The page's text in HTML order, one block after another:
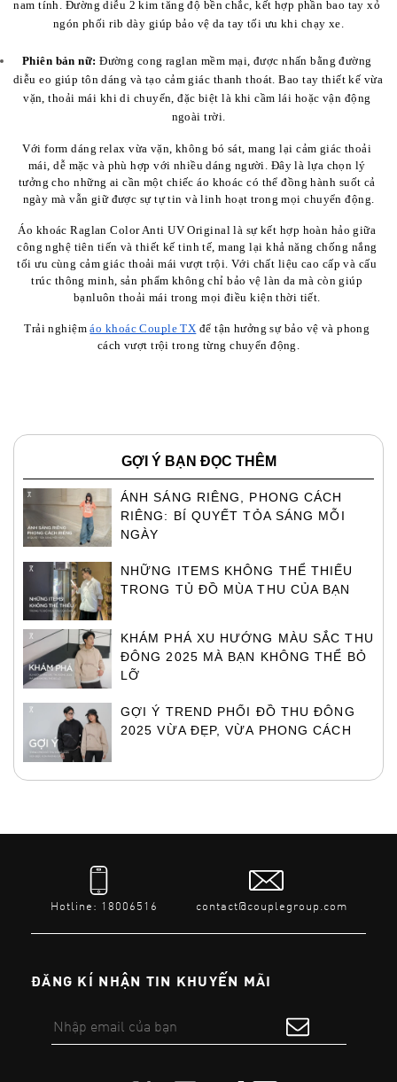
nam tính. Đường diễu 2 kim tăng độ bền chắc, kết hợp phần bao tay xỏ
ngón phối rib dày giúp bảo vệ da tay tối ưu khi chạy xe.
Phiên bản nữ: Đường cong raglan mềm mại, được nhấn bằng đường
diễu eo giúp tôn dáng và tạo cảm giác thanh thoát. Bao tay thiết kế vừa
vặn, thoải mái khi di chuyển, đặc biệt là khi cầm lái hoặc vận động
ngoài trời.
Với form dáng relax vừa vặn, không bó sát, mang lại cảm giác thoải
mái, dễ mặc và phù hợp với nhiều dáng người. Đây là lựa chọn lý
tưởng cho những ai cần một chiếc áo khoác có thể đồng hành suốt cả
ngày mà vẫn giữ được sự tự tin và linh hoạt trong mọi chuyển động.
Áo khoác Raglan Color Anti UV Original là sự kết hợp hoàn hảo giữa
công nghệ tiên tiến và thiết kế tinh tế, mang lại khả năng chống nắng
tối ưu cùng cảm giác thoải mái vượt trội. Với chất liệu cao cấp và cấu
trúc thông minh, sản phẩm không chỉ bảo vệ làn da mà còn giúp
bạnluôn thoải mái trong mọi điều kiện thời tiết.
Trải nghiệm áo khoác Couple TX để tận hưởng sự bảo vệ và phong
cách vượt trội trong từng chuyển động.
GỢI Ý BẠN ĐỌC THÊM
ÁNH SÁNG RIÊNG, PHONG CÁCH
RIÊNG: BÍ QUYẾT TỎA SÁNG MỖI
NGÀY
NHỮNG ITEMS KHÔNG THỂ THIẾU
TRONG TỦ ĐỒ MÙA THU CỦA BẠN
KHÁM PHÁ XU HƯỚNG MÀU SẮC THU
ĐÔNG 2025 MÀ BẠN KHÔNG THỂ BỎ
LỠ
GỢI Ý TREND PHỐI ĐỒ THU ĐÔNG
2025 VỪA ĐẸP, VỪA PHONG CÁCH
Hotline: 18006516 contact@couplegroup.com
ĐĂNG KÍ NHẬN TIN KHUYẾN MÃI